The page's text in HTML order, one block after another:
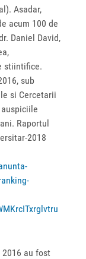
Asadar,
acum 100 de
Daniel David,
stiintifice.
sub
si Cercetarii
Raportul
2018
au fost